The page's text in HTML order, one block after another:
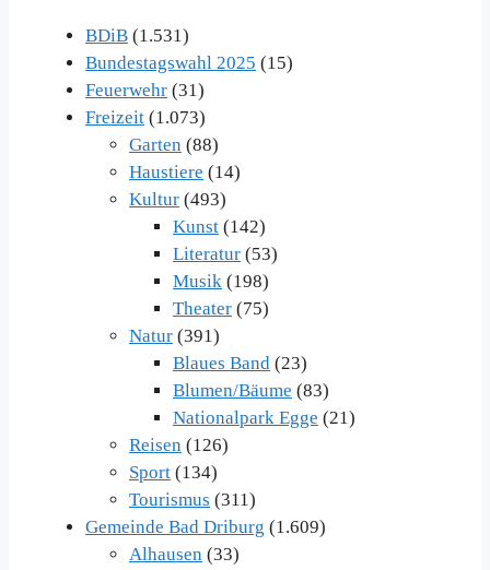
BDiB (1.531)
Bundestagswahl 2025 (15)
Feuerwehr (31)
Freizeit (1.073)
Garten (88)
Haustiere (14)
Kultur (493)
Kunst (142)
Literatur (53)
Musik (198)
Theater (75)
Natur (391)
Blaues Band (23)
Blumen/Bäume (83)
Nationalpark Egge (21)
Reisen (126)
Sport (134)
Tourismus (311)
Gemeinde Bad Driburg (1.609)
Alhausen (33)